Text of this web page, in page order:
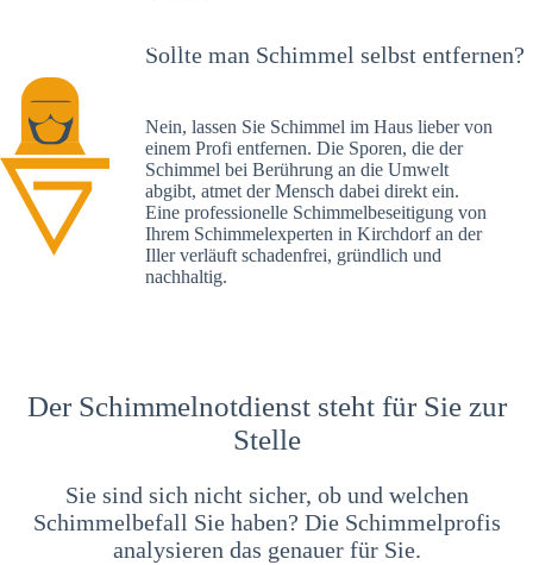
Schimmelbefall in
Sollte man Schimmel selbst entfernen?
Nein, lassen Sie Schimmel im Haus lieber von
einem Profi entfernen. Die Sporen, die der
Schimmel bei Berührung an die Umwelt
abgibt, atmet der Mensch dabei direkt ein.
Eine professionelle Schimmelbeseitigung von
Ihrem Schimmelexperten in Kirchdorf an der
Iller verläuft schadenfrei, gründlich und
nachhaltig.
Der Schimmelnotdienst steht für Sie zur
Stelle
Sie sind sich nicht sicher, ob und welchen
Schimmelbefall Sie haben? Die Schimmelprofis
analysieren das genauer für Sie.